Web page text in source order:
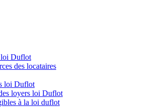
loi Duflot
des locataires
loi Duflot
loyers loi Duflot
à la loi duflot